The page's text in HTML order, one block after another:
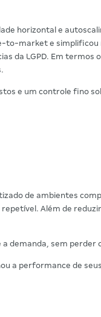
horizontal e
to-market e
da LGPD. Em termos
e um controle fino
de ambientes
Além de
demanda, sem perder
a performance de